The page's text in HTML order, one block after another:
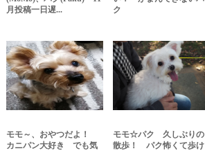
月投稿一日遅...
ク
モモ～、おやつだよ！
カニパン大好き でも気
モモ☆パク 久しぶりの
散歩！ パク怖くて歩け